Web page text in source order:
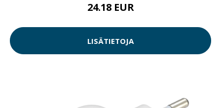
24.18 EUR
LISÄTIETOJA